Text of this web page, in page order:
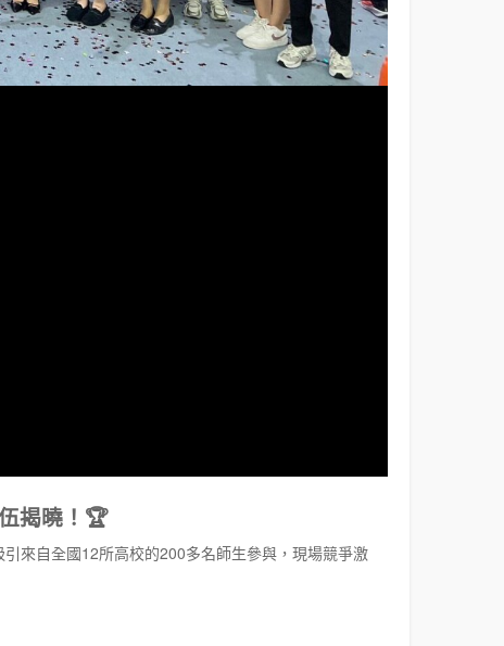
揭曉！🏆
來自全國12所高校的200多名師生參與，現場競爭激